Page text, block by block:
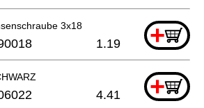
3x18 +
1.19
+
4.41